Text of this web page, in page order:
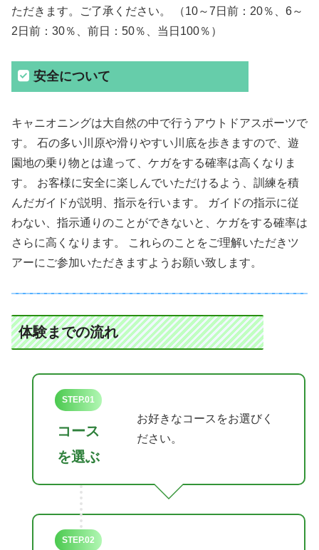
ただきます。ご了承ください。 （10～7日前：20％、6～
2日前：30％、前日：50％、当日100％）
安全について
キャニオニングは大自然の中で行うアウトドアスポーツで
す。 石の多い川原や滑りやすい川底を歩きますので、遊
園地の乗り物とは違って、ケガをする確率は高くなりま
す。 お客様に安全に楽しんでいただけるよう、訓練を積
んだガイドが説明、指示を行います。 ガイドの指示に従
わない、指示通りのことができないと、ケガをする確率は
さらに高くなります。 これらのことをご理解いただきツ
アーにご参加いただきますようお願い致します。
体験までの流れ
STEP.01
コース
を選ぶ
お好きなコースをお選びく
ださい。
STEP.02